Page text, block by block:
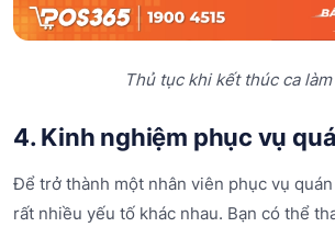
Thủ tục khi kết thúc ca
4. Kinh nghiệm phục vụ
Để trở thành một nhân viên phục vụ quán
rất nhiều yếu tố khác nhau. Bạn có thể